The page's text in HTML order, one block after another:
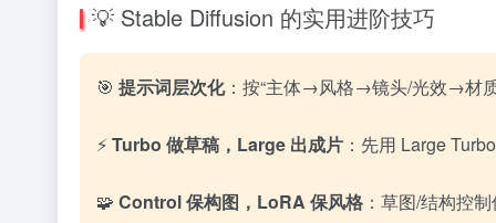
💡 Stable Diffusion 的实用进阶技巧
🎯 提示词层次化：按“主体→风格→镜头/光效→材
⚡Turbo 做草稿，Large 出成片 ：先用 Large
🧩 Control 保构图，LoRA 保风格 ：草图/结构控